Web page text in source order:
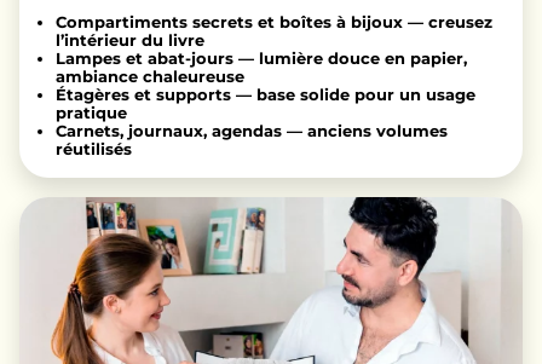
Compartiments secrets et boîtes à bijoux — creusez
l’intérieur du livre
Lampes et abat-jours — lumière douce en papier,
ambiance chaleureuse
Étagères et supports — base solide pour un usage
pratique
Carnets, journaux, agendas — anciens volumes
réutilisés